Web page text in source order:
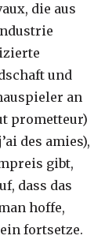
die aus
und
an
prometteur)
des amies),
gibt,
dass das
hoffe,
fortsetze.